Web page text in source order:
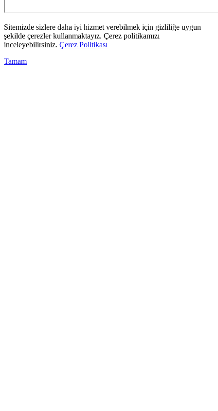
Sitemizde sizlere daha iyi hizmet verebilmek için gizliliğe uygun
şekilde çerezler kullanmaktayız. Çerez politikamızı
inceleyebilirsiniz. Çerez Politikası
Tamam